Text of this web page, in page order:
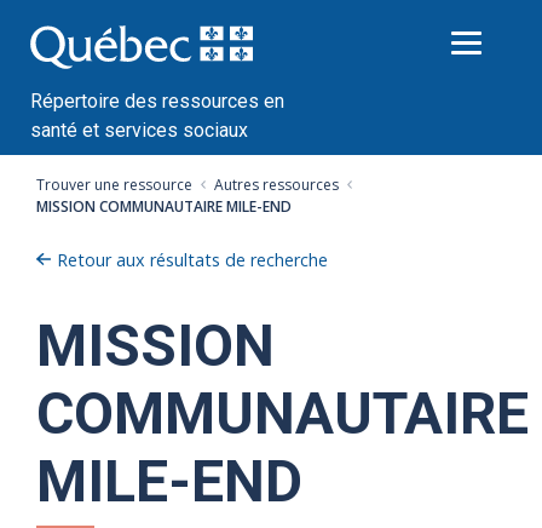
au
contenu
Répertoire des ressources en
santé et services sociaux
Trouver une ressource
Autres ressources
MISSION COMMUNAUTAIRE MILE-END
Retour aux résultats de recherche
MISSION
COMMUNAUTAIRE
MILE-END